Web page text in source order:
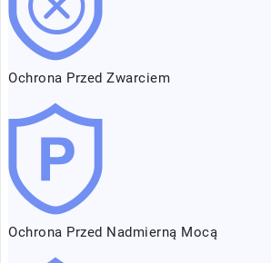
Ochrona Przed Zwarciem
Ochrona Przed Nadmierną Mocą